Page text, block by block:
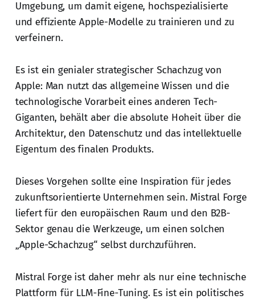
Umgebung, um damit eigene, hochspezialisierte
und effiziente Apple-Modelle zu trainieren und zu
verfeinern.
Es ist ein genialer strategischer Schachzug von
Apple: Man nutzt das allgemeine Wissen und die
technologische Vorarbeit eines anderen Tech-
Giganten, behält aber die absolute Hoheit über die
Architektur, den Datenschutz und das intellektuelle
Eigentum des finalen Produkts.
Dieses Vorgehen sollte eine Inspiration für jedes
zukunftsorientierte Unternehmen sein. Mistral Forge
liefert für den europäischen Raum und den B2B-
Sektor genau die Werkzeuge, um einen solchen
„Apple-Schachzug“ selbst durchzuführen.
Mistral Forge ist daher mehr als nur eine technische
Plattform für LLM-Fine-Tuning. Es ist ein politisches